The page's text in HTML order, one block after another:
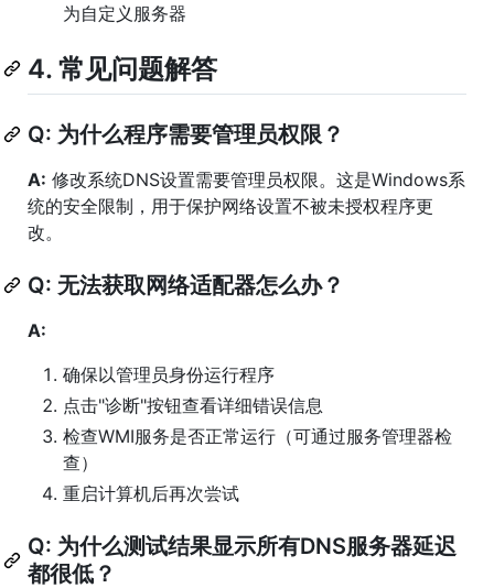
为自定义服务器
4. 常见问题解答
Q: 为什么程序需要管理员权限？
A: 修改系统DNS设置需要管理员权限。这是Windows系
统的安全限制，用于保护网络设置不被未授权程序更
改。
Q: 无法获取网络适配器怎么办？
A:
确保以管理员身份运行程序
点击"诊断"按钮查看详细错误信息
检查WMI服务是否正常运行（可通过服务管理器检
查）
重启计算机后再次尝试
Q: 为什么测试结果显示所有DNS服务器延迟
都很低？